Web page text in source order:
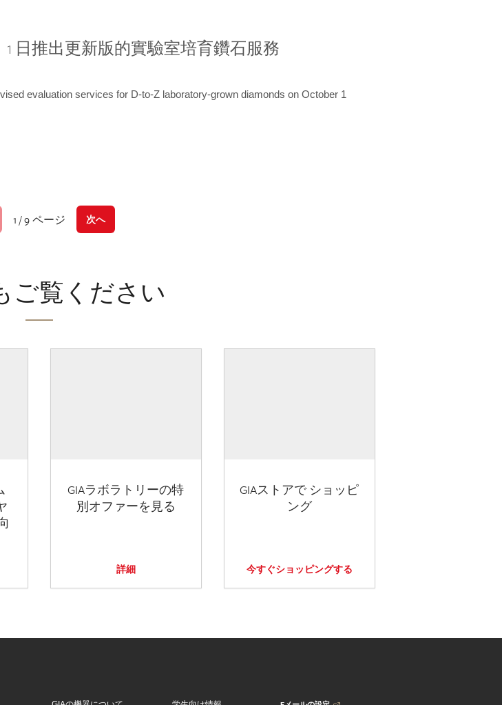
1 日推出更新版的實驗室培育鑽石服務
evaluation services for D-to-Z laboratory-grown diamonds on October 1
1 / 9 ページ 次へ
ご覧ください
GIAラボラトリーの特
別オファーを見る
詳細
GIAストアで ショッピ
ング
今すぐショッピングする